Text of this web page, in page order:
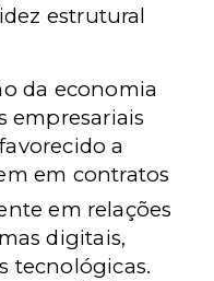
estrutural
da economia
empresariais
a
em contratos
em relações
digitais,
tecnológicas.